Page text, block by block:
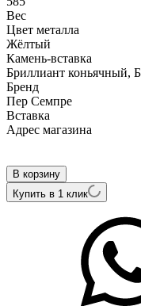
Вес
Цвет металла
Жёлтый
Камень-вставка
Бриллиант коньячный,
Бренд
Пер Семпре
Вcтавка
Адрес магазина
В корзину
Купить в 1 клик